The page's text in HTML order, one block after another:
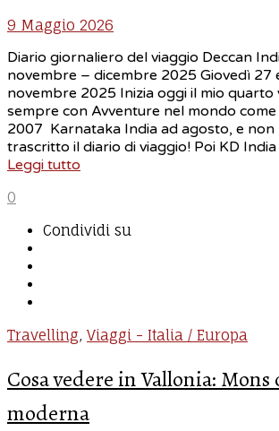
9 Maggio 2026
Diario giornaliero del viaggio Deccan
novembre – dicembre 2025 Giovedì 27
novembre 2025 Inizia oggi il mio quarto
sempre con Avventure nel mondo
2007 Karnataka India ad agosto, e non
trascritto il diario di viaggio! Poi KD
Leggi tutto
0
Condividi su
Travelling, Viaggi - Italia / Europa
Cosa vedere in Vallonia:
moderna